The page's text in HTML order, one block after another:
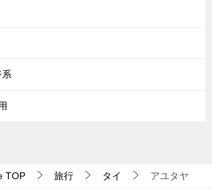
TOP 旅行 タイ アユタヤ